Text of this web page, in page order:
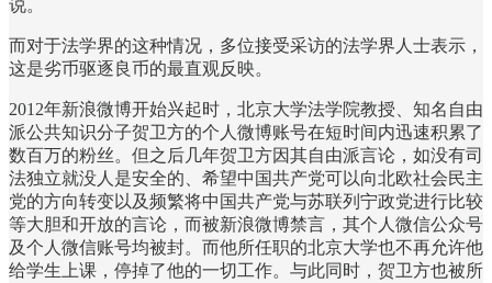
说。
而对于法学界的这种情况，多位接受采访的法学界人士表示，
这是劣币驱逐良币的最直观反映。
2012年新浪微博开始兴起时，北京大学法学院教授、知名自由
派公共知识分子贺卫方的个人微博账号在短时间内迅速积累了
数百万的粉丝。但之后几年贺卫方因其自由派言论，如没有司
法独立就没人是安全的、希望中国共产党可以向北欧社会民主
党的方向转变以及频繁将中国共产党与苏联列宁政党进行比较
等大胆和开放的言论，而被新浪微博禁言，其个人微信公众号
及个人微信账号均被封。而他所任职的北京大学也不再允许他
给学生上课，停掉了他的一切工作。与此同时，贺卫方也被所